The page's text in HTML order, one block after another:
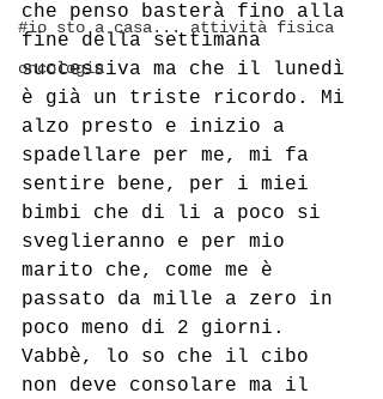
#io sto a casa... attività fisica
oncologia
che penso basterà fino alla
fine della settimana
successiva ma che il lunedì
è già un triste ricordo. Mi
alzo presto e inizio a
spadellare per me, mi fa
sentire bene, per i miei
bimbi che di li a poco si
sveglieranno e per mio
marito che, come me è
passato da mille a zero in
poco meno di 2 giorni.
Vabbè, lo so che il cibo
non deve consolare ma il